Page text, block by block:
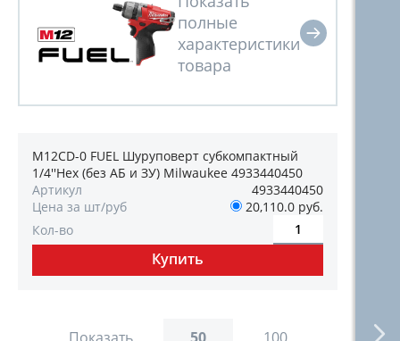
M12CD-0 FUEL Шуруповерт субкомпактный
1/4''Hex (без АБ и ЗУ) Milwaukee 4933440450
Артикул
4933440450
Цена за шт/руб
20,110.0 руб.
Кол-во